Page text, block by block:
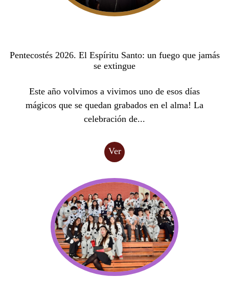
Pentecostés 2026. El Espíritu Santo: un fuego que jamás
se extingue
Este año volvimos a vivimos uno de esos días
mágicos que se quedan grabados en el alma! La
celebración de...
Ver